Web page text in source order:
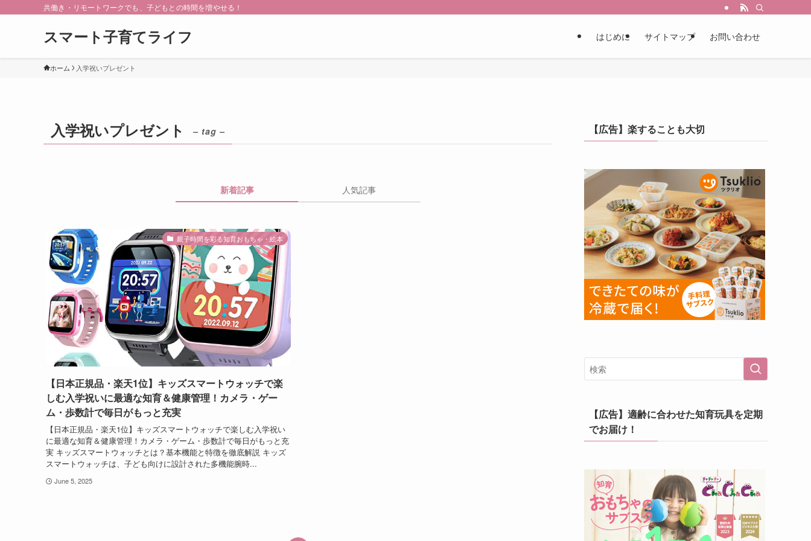
共働き・リモートワークでも、子どもとの時間を増やせる！
スマート子育てライフ はじめに サイトマップ お問い合わせ
ホーム 入学祝いプレゼント
入学祝いプレゼント – tag –
新着記事 人気記事
親子時間を彩る知育おもちゃ・絵本
【日本正規品・楽天1位】キッズスマートウォッチで楽
しむ入学祝いに最適な知育＆健康管理！カメラ・ゲー
ム・歩数計で毎日がもっと充実
【日本正規品・楽天1位】キッズスマートウォッチで楽しむ入学祝い
に最適な知育＆健康管理！カメラ・ゲーム・歩数計で毎日がもっと充
実 キッズスマートウォッチとは？基本機能と特徴を徹底解説 キッズ
スマートウォッチは、子ども向けに設計された多機能腕時...
June 5, 2025
【広告】楽することも大切
【広告】適齢に合わせた知育玩具を定期
でお届け！